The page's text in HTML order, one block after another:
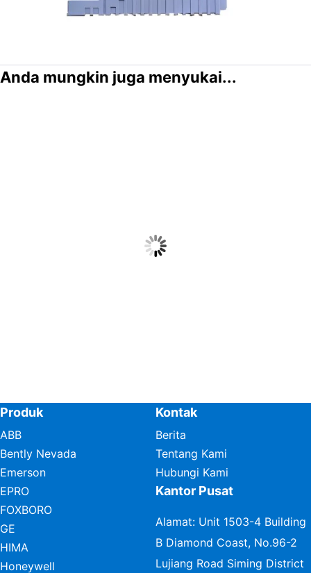
Anda mungkin juga menyukai...
Produk
ABB
Bently Nevada
Emerson
EPRO
FOXBORO
GE
HIMA
Honeywell
Kontak
Berita
Tentang Kami
Hubungi Kami
Kantor Pusat
Alamat: Unit 1503-4 Building
B Diamond Coast, No.96-2
Lujiang Road Siming District